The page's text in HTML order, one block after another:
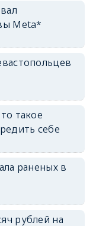
Meta*
такое
себе
раненых в
рублей на